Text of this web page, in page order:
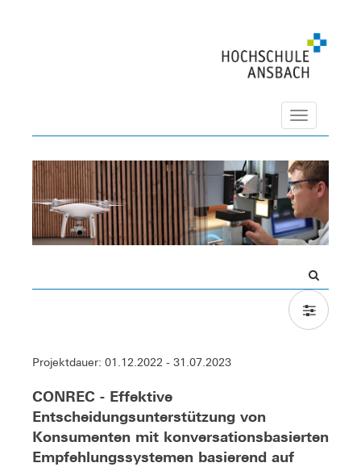
Navigation
Projektdauer: 01.12.2022 - 31.07.2023
CONREC - Effektive
Entscheidungsunterstützung von
Konsumenten mit konversationsbasierten
Empfehlungssystemen basierend auf